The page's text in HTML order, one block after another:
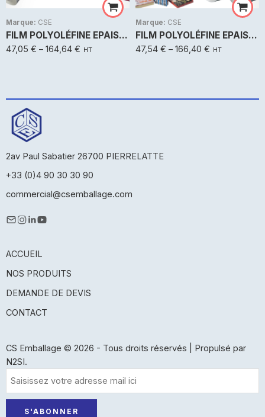
Marque: CSE
FILM POLYOLÉFINE EPAISSEUR 25µ
47,05 € – 164,64 € HT
450mm
500mm
Marque: CSE
FILM POLYOLÉFINE EPAISSEUR 19µ
47,54 € – 166,40 € HT
400mm
450mm
500mm
2av Paul Sabatier 26700 PIERRELATTE
+33 (0)4 90 30 30 90
commercial@csemballage.com
ACCUEIL
NOS PRODUITS
DEMANDE DE DEVIS
CONTACT
CS Emballage © 2026 - Tous droits réservés | Propulsé par
N2SI.